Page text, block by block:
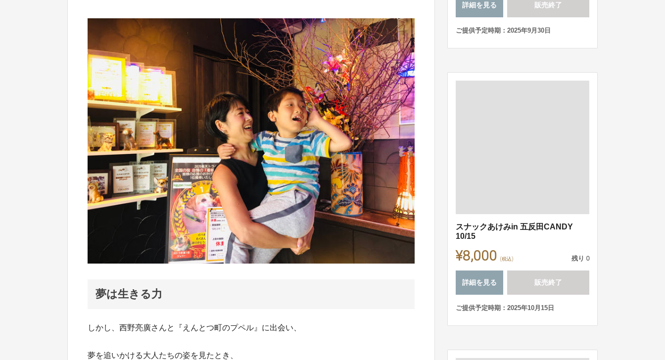
夢は生きる力
しかし、西野亮廣さんと『えんとつ町のプペル』に出会い、
夢を追いかける大人たちの姿を見たとき、
詳細を見る 販売終了
ご提供予定時期：2025年9月30日
スナックあけみin 五反田CANDY
10/15
¥8,000 (税込) 残り 0
詳細を見る 販売終了
ご提供予定時期：2025年10月15日